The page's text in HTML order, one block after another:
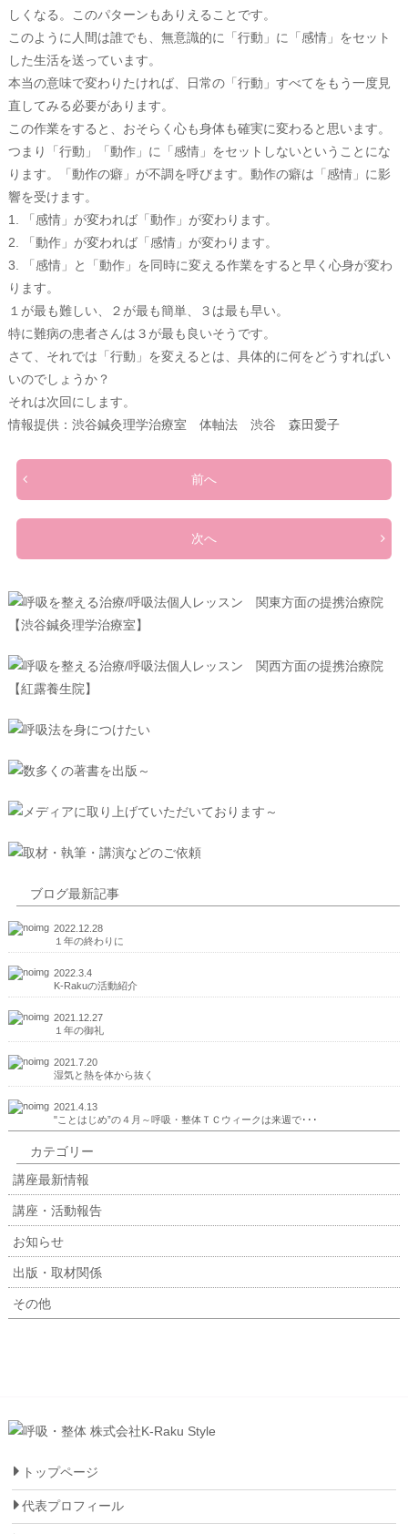
しくなる。このパターンもありえることです。
このように人間は誰でも、無意識的に「行動」に「感情」をセット
した生活を送っています。
本当の意味で変わりたければ、日常の「行動」すべてをもう一度見
直してみる必要があります。
この作業をすると、おそらく心も身体も確実に変わると思います。
つまり「行動」「動作」に「感情」をセットしないということにな
ります。「動作の癖」が不調を呼びます。動作の癖は「感情」に影
響を受けます。
「感情」が変われば「動作」が変わります。
「動作」が変われば「感情」が変わります。
「感情」と「動作」を同時に変える作業をすると早く心身が変わ
ります。
１が最も難しい、２が最も簡単、３は最も早い。
特に難病の患者さんは３が最も良いそうです。
さて、それでは「行動」を変えるとは、具体的に何をどうすればい
いのでしょうか？
それは次回にします。
情報提供：渋谷鍼灸理学治療室 体軸法 渋谷 森田愛子
前へ
次へ
ブログ最新記事
2022.12.28
１年の終わりに
2022.3.4
K-Rakuの活動紹介
2021.12.27
１年の御礼
2021.7.20
湿気と熱を体から抜く
2021.4.13
"ことはじめ”の４月～呼吸・整体ＴＣウィークは来週で･･･
カテゴリー
講座最新情報
講座・活動報告
お知らせ
出版・取材関係
その他
トップページ
代表プロフィール